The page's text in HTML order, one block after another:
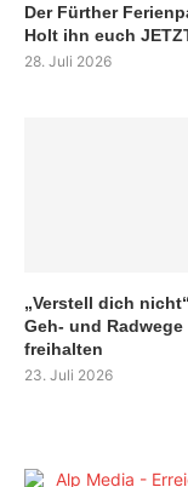
Der Fürther
Holt ihn euch
28. Juli 2026
„Verstell dich
Geh- und Radwege
freihalten
23. Juli 2026